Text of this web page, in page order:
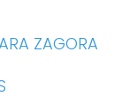
ZAGORA